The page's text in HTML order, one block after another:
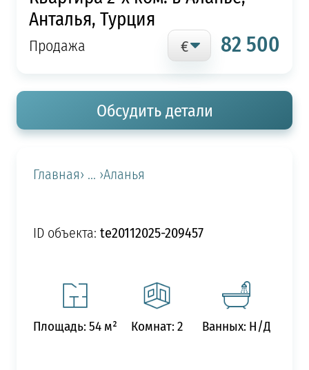
Анталья, Турция
Продажа 82 500
Обсудить детали
Главная› ... ›Аланья
ID объекта: te20112025-209457
Площадь: 54 м² Комнат: 2 Ванных: Н/Д